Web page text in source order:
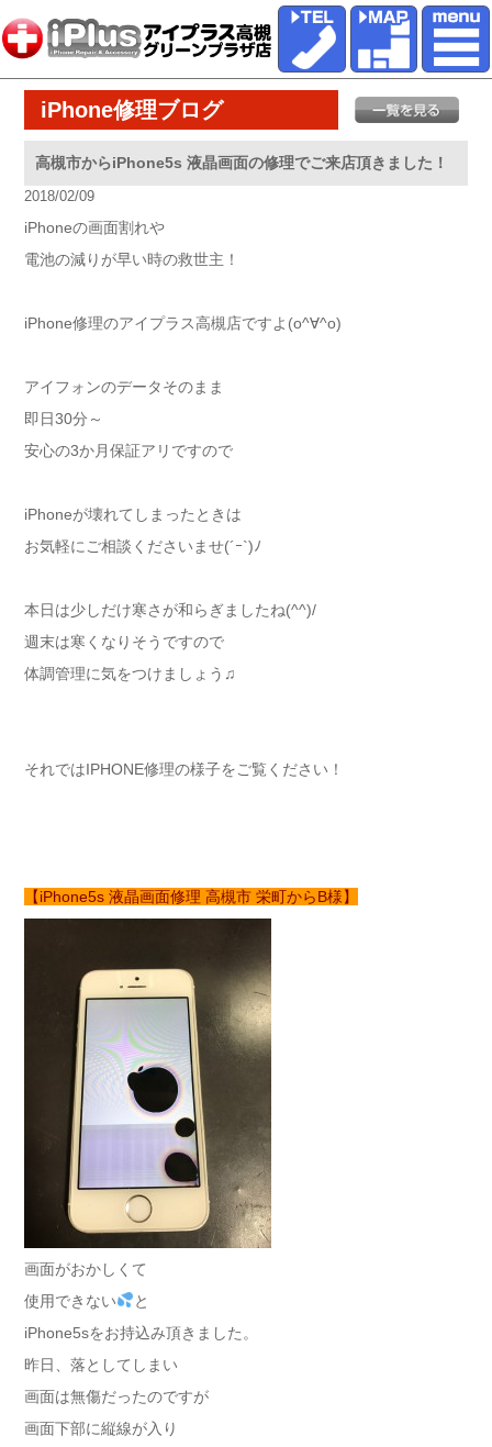
iPhone修理ブログ
高槻市からiPhone5s 液晶画面の修理でご来店頂きました！
2018/02/09
iPhoneの画面割れや
電池の減りが早い時の救世主！
iPhone修理のアイプラス高槻店ですよ(o^∀^o)
アイフォンのデータそのまま
即日30分～
安心の3か月保証アリですので
iPhoneが壊れてしまったときは
お気軽にご相談くださいませ(´ｰ`)ﾉ
本日は少しだけ寒さが和らぎましたね(^^)/
週末は寒くなりそうですので
体調管理に気をつけましょう♫
それではIPHONE修理の様子をご覧ください！
【iPhone5s 液晶画面修理 高槻市 栄町からB様】
画面がおかしくて
使用できない
と
iPhone5sをお持込み頂きました。
昨日、落としてしまい
画面は無傷だったのですが
画面下部に縦線が入り